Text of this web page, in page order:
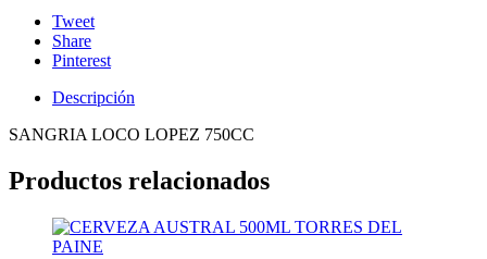
Tweet
Share
Pinterest
Descripción
SANGRIA LOCO LOPEZ 750CC
Productos relacionados